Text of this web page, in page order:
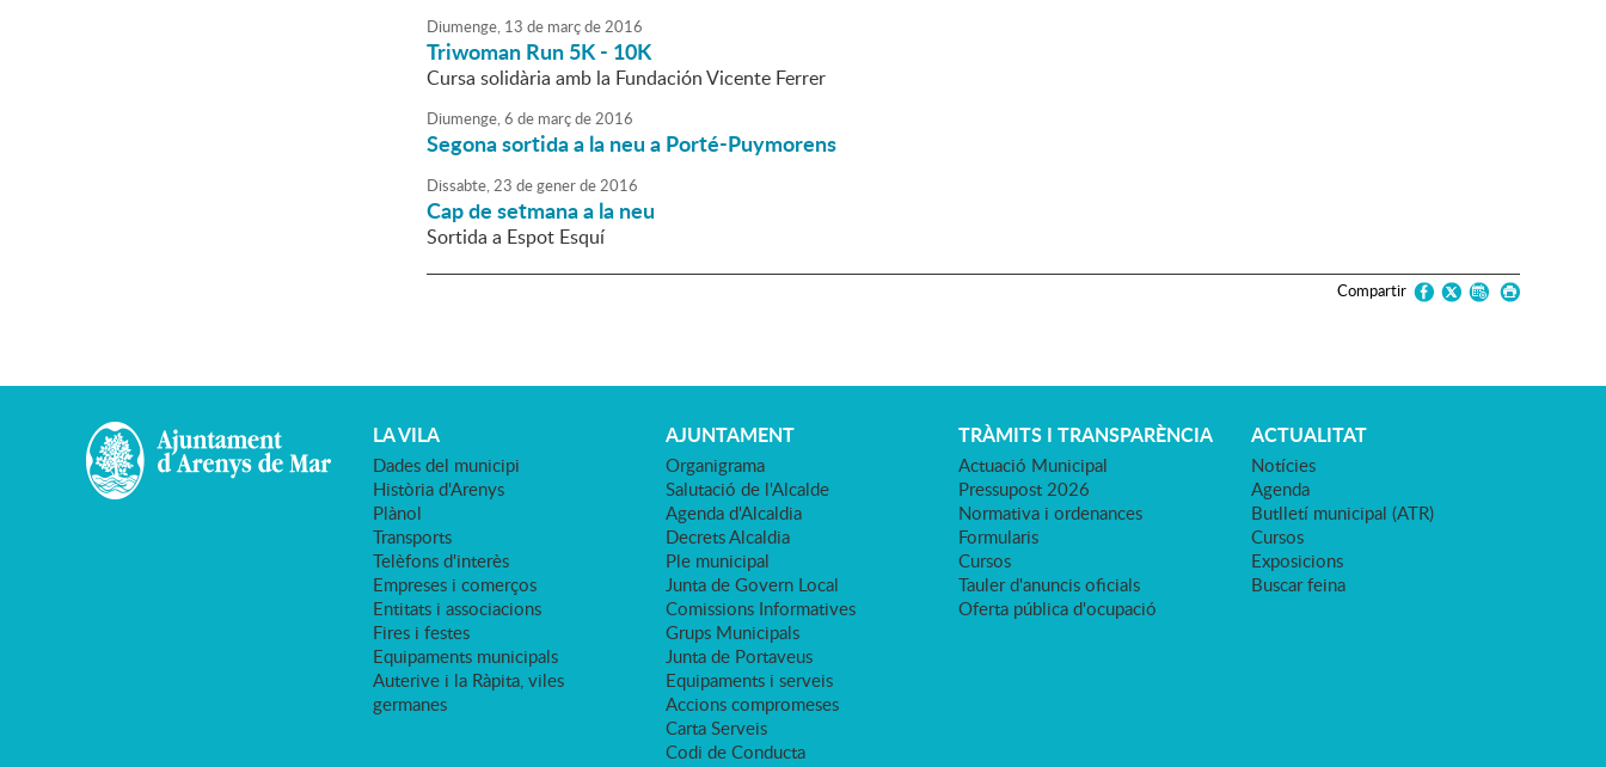
Diumenge, 13 de marçde2016
Triwoman Run 5K - 10K
Cursa solidària amb la Fundación Vicente Ferrer
Diumenge,6 de marçde2016
Segona sortida a la neu a Porté-Puymorens
Dissabte,23 degenerde2016
Cap de setmana a la neu
Sortida a Espot Esquí
Compartir
LA VILA
Dades del municipi
Història d'Arenys
Plànol
Transports
Telèfons d'interès
Empreses i comerços
Entitats i associacions
Fires i festes
Equipaments municipals
Auterive i la Ràpita, viles
germanes
AJUNTAMENT
Organigrama
Salutació de l'Alcalde
Agenda d'Alcaldia
Decrets Alcaldia
Ple municipal
Junta de Govern Local
Comissions Informatives
Grups Municipals
Junta de Portaveus
Equipaments i serveis
Accions compromeses
Carta Serveis
Codi de Conducta
TRÀMITS I TRANSPARÈNCIA
Actuació Municipal
Pressupost 2026
Normativa i ordenances
Formularis
Cursos
Tauler d'anuncis oficials
Oferta pública d'ocupació
ACTUALITAT
Notícies
Agenda
Butlletí municipal (ATR)
Cursos
Exposicions
Buscar feina